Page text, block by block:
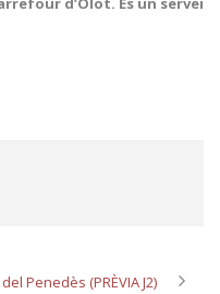
Penedès (PRÈVIA J2)